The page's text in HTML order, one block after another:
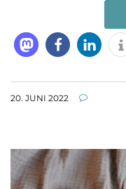
20. JUNI 2022